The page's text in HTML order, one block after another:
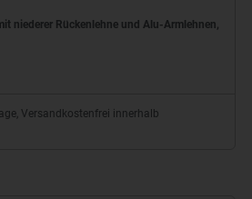
niederer Rückenlehne und Alu-Armlehnen,
Versandkostenfrei innerhalb